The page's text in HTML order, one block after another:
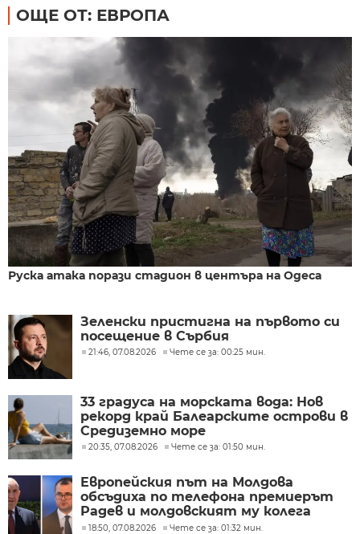
ОЩЕ ОТ: ЕВРОПА
Руска атака порази стадион в центъра на Одеса
Зеленски пристигна на първото си
посещение в Сърбия
21:46, 07.08.2026 Чете се за: 00:25 мин.
33 градуса на морската вода: Нов
рекорд край Балеарските острови в
Средиземно море
20:35, 07.08.2026 Чете се за: 01:50 мин.
Европейския път на Молдова
обсъдиха по телефона премиерът
Радев и молдовският му колега
Тофан
18:50, 07.08.2026 Чете се за: 01:32 мин.